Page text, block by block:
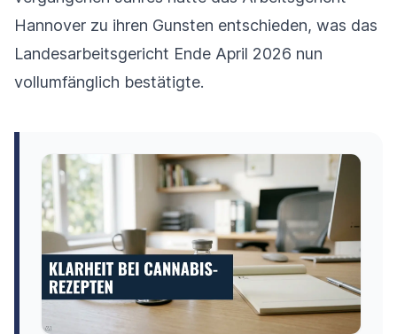
Hannover zu ihren Gunsten entschieden, was das
Landesarbeitsgericht Ende April 2026 nun
vollumfänglich bestätigte.